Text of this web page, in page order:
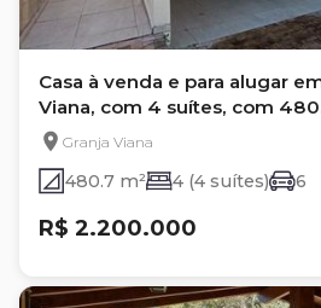
Casa à venda e para alugar
Viana, com 4 suítes, com
Granja Viana
480.7 m² 4 (4 suítes) 6
R$ 2.200.000